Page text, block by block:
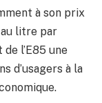
à son prix
litre par
l’E85 une
d’usagers à la